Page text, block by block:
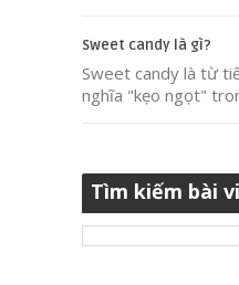
Sweet candy là gì?
Sweet candy là từ
nghĩa "kẹo ngọt"
Tìm kiếm bài